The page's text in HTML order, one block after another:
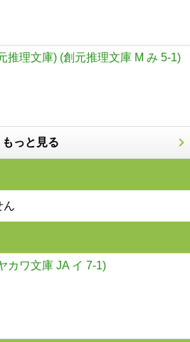
推理文庫) (創元推理文庫 M み 5-1)
もっと見る
ん
カワ文庫 JA イ 7-1)